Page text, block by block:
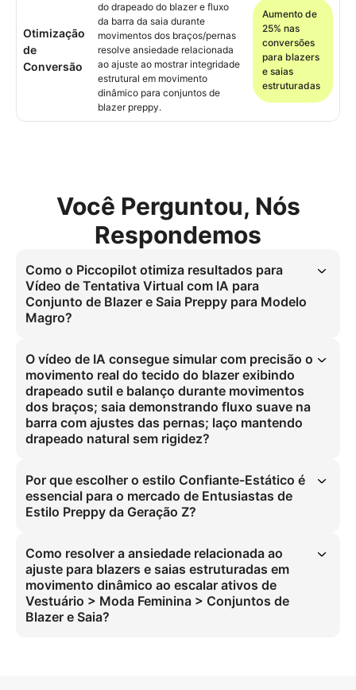
Otimização
de
Conversão
do drapeado do blazer e fluxo
da barra da saia durante
movimentos dos braços/pernas
resolve ansiedade relacionada
ao ajuste ao mostrar integridade
estrutural em movimento
dinâmico para conjuntos de
blazer preppy.
Aumento de
25% nas
conversões
para blazers
e saias
estruturadas
Você Perguntou, Nós
Respondemos
Como o Piccopilot otimiza resultados para
Vídeo de Tentativa Virtual com IA para
Conjunto de Blazer e Saia Preppy para Modelo
Magro?
natural para eliminar ansiedade relacionada ao ajuste em movimento
dinâmico, mantendo consistência de estilo para conjuntos de blazer
preppy.
O vídeo de IA consegue simular com precisão o
movimento real do tecido do blazer exibindo
drapeado sutil e balanço durante movimentos
dos braços; saia demonstrando fluxo suave na
barra com ajustes das pernas; laço mantendo
drapeado natural sem rigidez?
tamanho que replica fisicamente o balanço do tecido e o fluxo da
barra para blazers e saias estruturadas em poses dinâmicas.
Por que escolher o estilo Confiante-Estático é
essencial para o mercado de Entusiastas de
Estilo Preppy da Geração Z?
estruturados que dominam a estética preppy da Geração Z,
garantindo consistência de estilo enquanto resolve ansiedade
relacionada ao ajuste por meio da física do drapeado natural.
Como resolver a ansiedade relacionada ao
ajuste para blazers e saias estruturadas em
movimento dinâmico ao escalar ativos de
Vestuário > Moda Feminina > Conjuntos de
Blazer e Saia?